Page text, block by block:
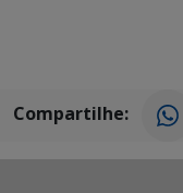
Compartilhe: